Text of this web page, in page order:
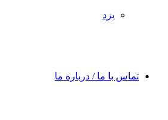
یزد
تماس با ما / درباره ما